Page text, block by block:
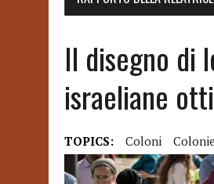
Il disegno di
israeliane
TOPICS: Coloni Colonie